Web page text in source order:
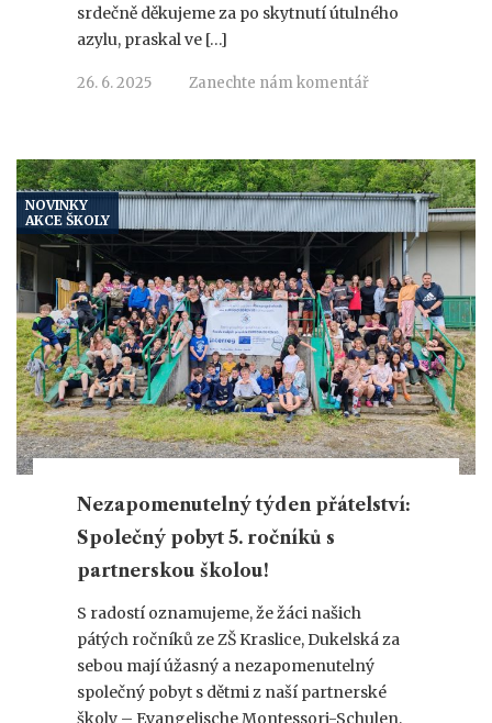
srdečně děkujeme za po skytnutí útulného
azylu, praskal ve […]
26. 6. 2025 Zanechte nám komentář
NOVINKY
AKCE ŠKOLY
Nezapomenutelný týden přátelství:
Společný pobyt 5. ročníků s
partnerskou školou!
S radostí oznamujeme, že žáci našich
pátých ročníků ze ZŠ Kraslice, Dukelská za
sebou mají úžasný a nezapomenutelný
společný pobyt s dětmi z naší partnerské
školy – Evangelische Montessori-Schulen,